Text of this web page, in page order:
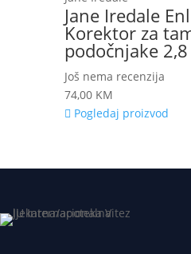
Jane Iredale
Korektor za
podočnjake
Još nema recenzija
74,00 KM
Pogledaj proizvod